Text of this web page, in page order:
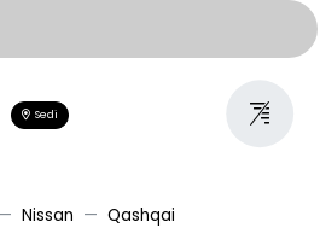
Sedi
Nissan Qashqai